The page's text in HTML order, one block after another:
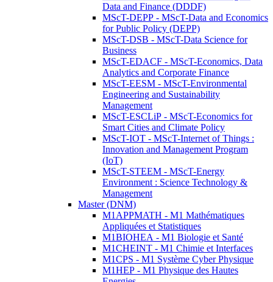
Data and Finance (DDDF)
MScT-DEPP - MScT-Data and Economics
for Public Policy (DEPP)
MScT-DSB - MScT-Data Science for
Business
MScT-EDACF - MScT-Economics, Data
Analytics and Corporate Finance
MScT-EESM - MScT-Environmental
Engineering and Sustainability
Management
MScT-ESCLiP - MScT-Economics for
Smart Cities and Climate Policy
MScT-IOT - MScT-Internet of Things :
Innovation and Management Program
(IoT)
MScT-STEEM - MScT-Energy
Environment : Science Technology &
Management
Master (DNM)
M1APPMATH - M1 Mathématiques
Appliquées et Statistiques
M1BIOHEA - M1 Biologie et Santé
M1CHEINT - M1 Chimie et Interfaces
M1CPS - M1 Système Cyber Physique
M1HEP - M1 Physique des Hautes